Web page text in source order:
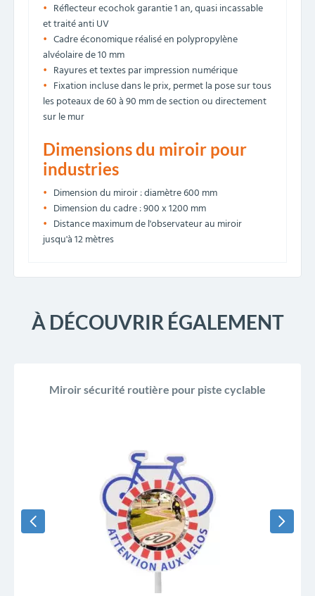
Réflecteur ecochok garantie 1 an, quasi incassable
et traité anti UV
Cadre économique réalisé en polypropylène
alvéolaire de 10 mm
Rayures et textes par impression numérique
Fixation incluse dans le prix, permet la pose sur tous
les poteaux de 60 à 90 mm de section ou directement
sur le mur
Dimensions du miroir pour
industries
Dimension du miroir : diamètre 600 mm
Dimension du cadre : 900 x 1200 mm
Distance maximum de l'observateur au miroir
jusqu'à 12 mètres
À DÉCOUVRIR ÉGALEMENT
Miroir sécurité routière pour piste cyclable